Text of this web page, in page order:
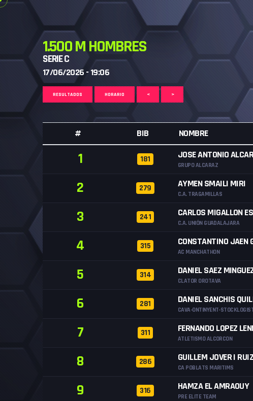
1.500 M HOMBRES
SERIE C
17/06/2026 - 19:06
RESULTADOS HORARIO < >
# BIB NOMBRE
1 181 JOSE ANTONIO
GRUPO ALCARAZ
2 279 AYMEN SMAILI MIRI
C.A. TRAGAMILLAS
3 241 CARLOS MIGALLON
C.A. UNIÓN GUADALAJARA
4 315 CONSTANTINO JAEN
AC MANCHATHON
5 314 DANIEL SAEZ
CLATOR OROTAVA
6 281 DANIEL SANCHIS
CAVA-ONTINYENT-
7 311 FERNANDO LOPEZ
ATLETISMO ALCORCON
8 286 GUILLEM JOVER I RUIZ
CA POBLATS MARITIMS
9 316 HAMZA EL AMRAOUY
PRE ELITE TEAM